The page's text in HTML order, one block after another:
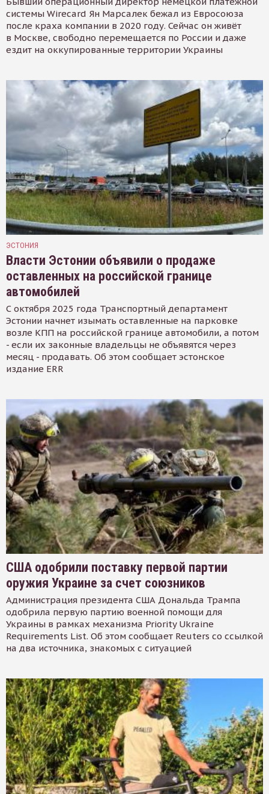
системы Wirecard Ян Марсалек бежал из Евросоюза
после краха компании в 2020 году. Сейчас он живёт
в Москве, свободно перемещается по России и даже
ездит на оккупированные территории Украины
ЭСТОНИЯ
Власти Эстонии объявили о продаже
оставленных на российской границе
автомобилей
С октября 2025 года Транспортный департамент
Эстонии начнет изымать оставленные на парковке
возле КПП на российской границе автомобили, а потом
- если их законные владельцы не объявятся через
месяц - продавать. Об этом сообщает эстонское
издание ERR
США одобрили поставку первой партии
оружия Украине за счет союзников
Администрация президента США Дональда Трампа
одобрила первую партию военной помощи для
Украины в рамках механизма Priority Ukraine
Requirements List. Об этом сообщает Reuters со ссылкой
на два источника, знакомых с ситуацией